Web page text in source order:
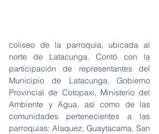
coliseo de la parroquia, ubicada al
norte de Latacunga. Contó con la
participación de representantes del
Municipio de Latacunga, Gobierno
Provincial de Cotopaxi, Ministerio del
Ambiente y Agua, así como de las
comunidades pertenecientes a las
parroquias: Alaquez, Guaytacama, San